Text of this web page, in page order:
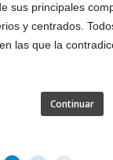
sus principales
y centrados.
las que la
Continuar